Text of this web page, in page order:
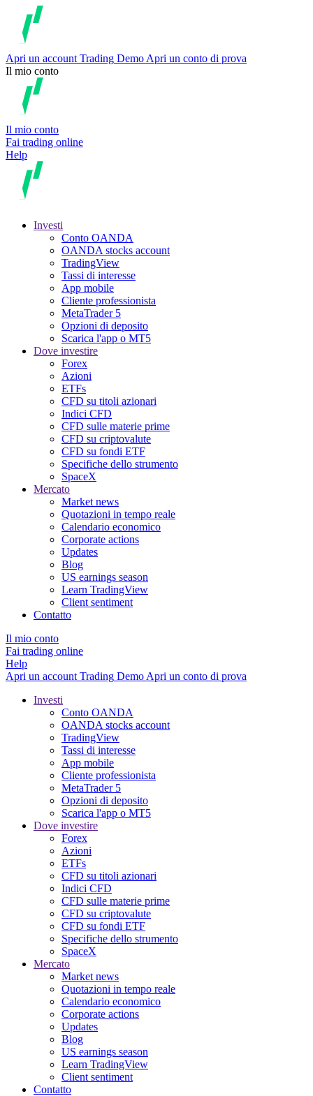
Apri un account Trading Demo Apri un conto di prova
Il mio conto
Il mio conto
Fai trading online
Help
Investi
Conto OANDA
OANDA stocks account
TradingView
Tassi di interesse
App mobile
Cliente professionista
MetaTrader 5
Opzioni di deposito
Scarica l'app o MT5
Dove investire
Forex
Azioni
ETFs
CFD su titoli azionari
Indici CFD
CFD sulle materie prime
CFD su criptovalute
CFD su fondi ETF
Specifiche dello strumento
SpaceX
Mercato
Market news
Quotazioni in tempo reale
Calendario economico
Corporate actions
Updates
Blog
US earnings season
Learn TradingView
Client sentiment
Contatto
Il mio conto
Fai trading online
Help
Apri un account Trading Demo Apri un conto di prova
Investi
Conto OANDA
OANDA stocks account
TradingView
Tassi di interesse
App mobile
Cliente professionista
MetaTrader 5
Opzioni di deposito
Scarica l'app o MT5
Dove investire
Forex
Azioni
ETFs
CFD su titoli azionari
Indici CFD
CFD sulle materie prime
CFD su criptovalute
CFD su fondi ETF
Specifiche dello strumento
SpaceX
Mercato
Market news
Quotazioni in tempo reale
Calendario economico
Corporate actions
Updates
Blog
US earnings season
Learn TradingView
Client sentiment
Contatto